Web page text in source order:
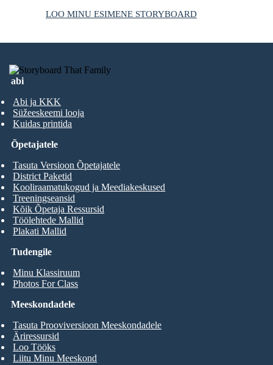
LOO MINU ESIMENE STORYBOARD
abi
Abi ja KKK
Süžeeskeemi looja
Kuidas printida
Tudengile
Minu Klassiruum
Photos For Class
Õpetajatele
Tasuta Versioon Õpetajatele
District Paketid
Kooliraamatukogud ja Meediakeskused
Treeningseansid
Kõik Õpetaja Ressursid
Töölehtede Mallid
Plakati Mallid
Meeskondadele
Tasuta Prooviversioon Meeskondadele
Äriressursid
Loo Tööks
Liitu Minu Meeskond